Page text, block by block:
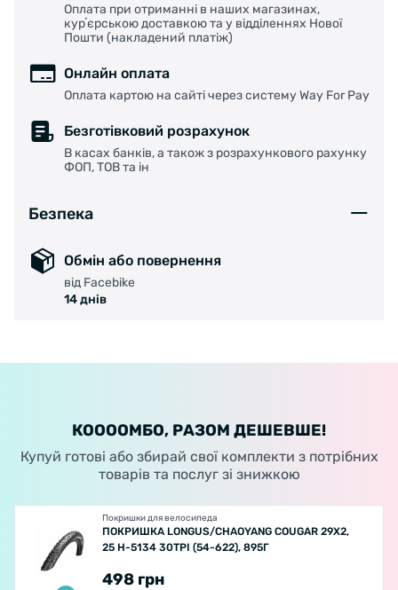
Оплата при отриманні в наших магазинах,
курʼєрською доставкою та у відділеннях Нової
Пошти (накладений платіж)
Онлайн оплата
Оплата картою на сайті через систему Way For Pay
Безготівковий розрахунок
В касах банків, а також з розрахункового рахунку
ФОП, ТОВ та ін
Безпека
Обмін або повернення
від Facebike
14 днів
КООООМБО, РАЗОМ ДЕШЕВШЕ!
Купуй готові або збирай свої комплекти з потрібних
товарів та послуг зі знижкою
Покришки для велосипеда
ПОКРИШКА LONGUS/CHAOYANG COUGAR 29X2,
25 H-5134 30TPI (54-622), 895Г
498 грн